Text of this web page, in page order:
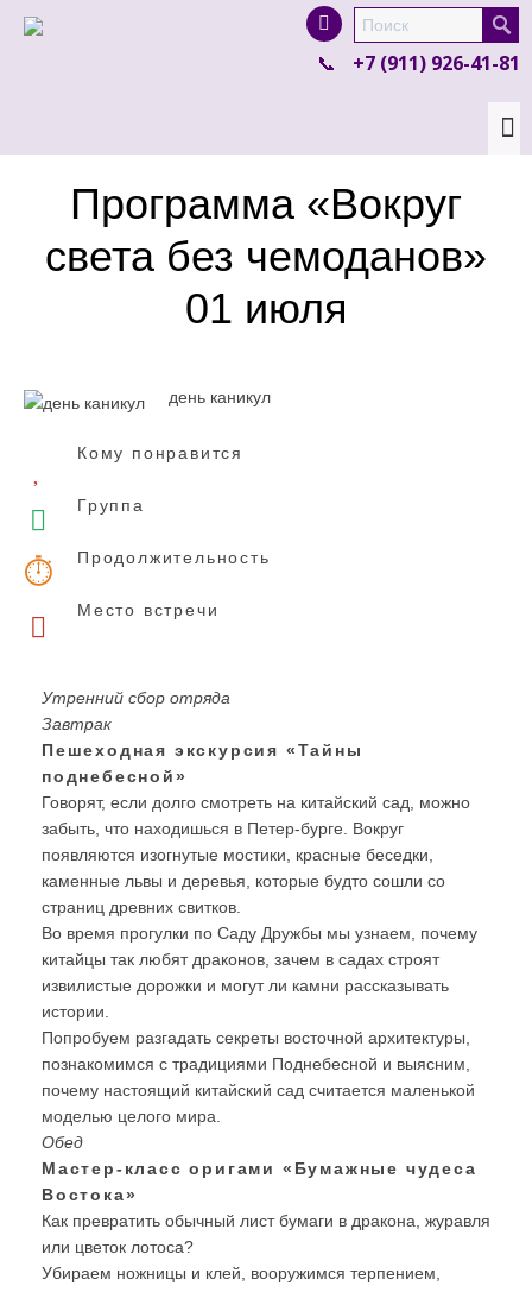
product in a size size .
colour items.
+7 (911) 926-41-81
Программа «Вокруг
света без чемоданов»
01 июля
день каникул
Кому понравится
Группа
Продолжительность
Место встречи
Утренний сбор отряда
Завтрак
Пешеходная экскурсия «Тайны
поднебесной»
Говорят, если долго смотреть на китайский сад, можно
забыть, что находишься в Петер-бурге. Вокруг
появляются изогнутые мостики, красные беседки,
каменные львы и деревья, которые будто сошли со
страниц древних свитков.
Во время прогулки по Саду Дружбы мы узнаем, почему
китайцы так любят драконов, зачем в садах строят
извилистые дорожки и могут ли камни рассказывать
истории.
Попробуем разгадать секреты восточной архитектуры,
познакомимся с традициями Поднебесной и выясним,
почему настоящий китайский сад считается маленькой
моделью целого мира.
Обед
Мастер-класс оригами «Бумажные чудеса
Востока»
Как превратить обычный лист бумаги в дракона, журавля
или цветок лотоса?
Убираем ножницы и клей, вооружимся терпением,